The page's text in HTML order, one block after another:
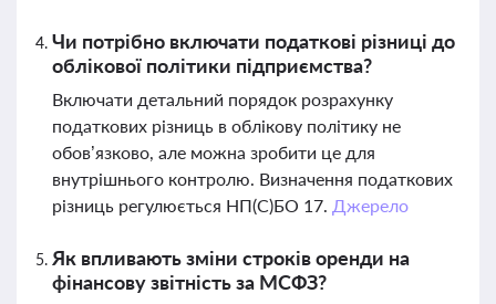
Чи потрібно включати податкові різниці до
облікової політики підприємства?
Включати детальний порядок розрахунку
податкових різниць в облікову політику не
обов’язково, але можна зробити це для
внутрішнього контролю. Визначення податкових
різниць регулюється НП(С)БО 17. Джерело
Як впливають зміни строків оренди на
фінансову звітність за МСФЗ?